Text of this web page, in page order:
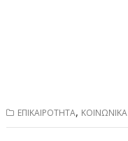
ΕΠΙΚΑΙΡΟΤΗΤΑ, ΚΟΙΝΩΝΙΚΑ